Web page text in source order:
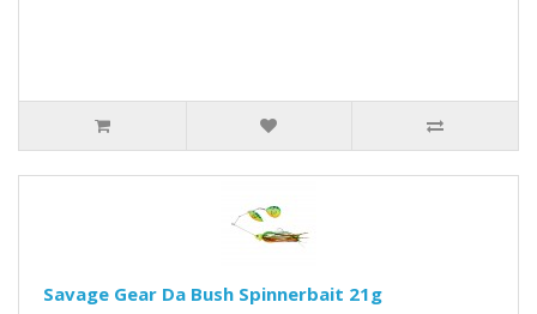
Savage Gear Da Bush Spinnerbait 21g